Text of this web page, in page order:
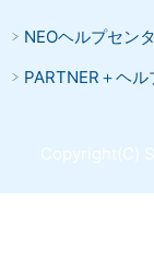
NEOヘルプセン
PARTNER＋ヘ
Copyright(C)